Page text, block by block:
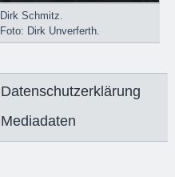
Dirk Schmitz.
Foto: Dirk Unverferth.
Datenschutzerklärung
Mediadaten